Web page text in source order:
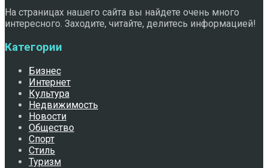
На страницах нашего сайта вы найдете очень много
интересного. Заходите, читайте, делитесь информацией!
Категории
Бизнес
Интернет
Культура
Недвижимость
Новости
Общество
Спорт
Стиль
Туризм